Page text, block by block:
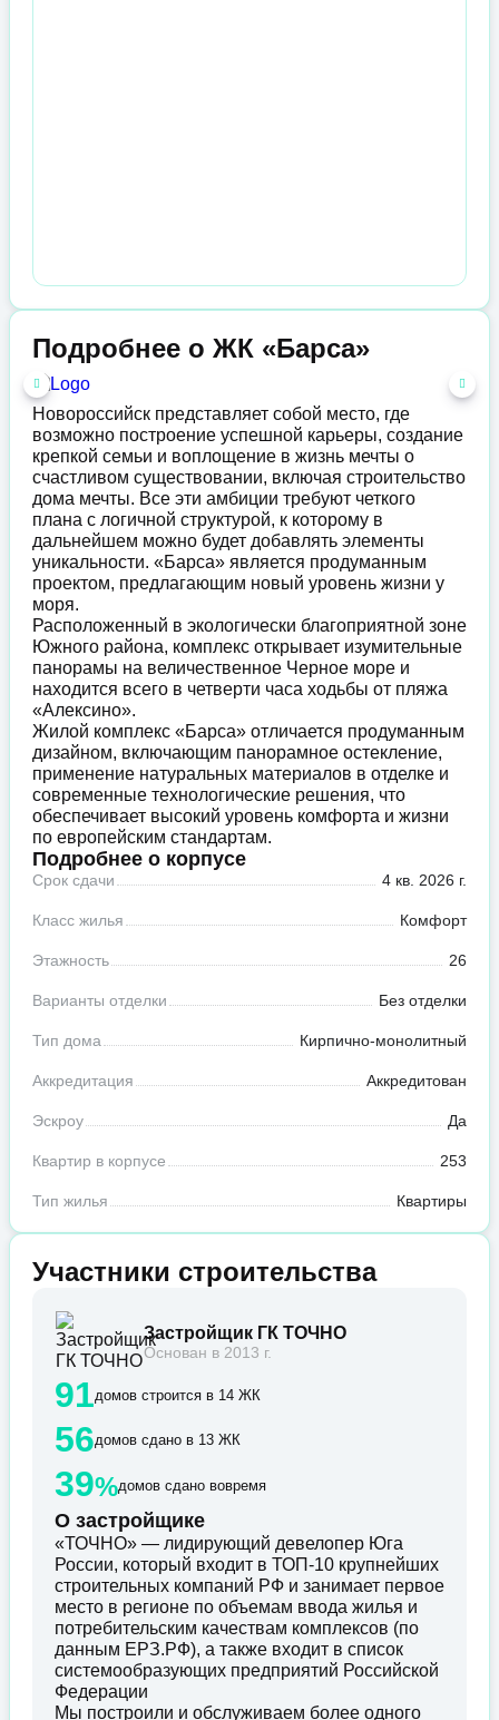
Подробнее о ЖК «Барса»
Новороссийск представляет собой место, где
возможно построение успешной карьеры, создание
крепкой семьи и воплощение в жизнь мечты о
счастливом существовании, включая строительство
дома мечты. Все эти амбиции требуют четкого
плана с логичной структурой, к которому в
дальнейшем можно будет добавлять элементы
уникальности. «Барса» является продуманным
проектом, предлагающим новый уровень жизни у
моря.
Расположенный в экологически благоприятной зоне
Южного района, комплекс открывает изумительные
панорамы на величественное Черное море и
находится всего в четверти часа ходьбы от пляжа
«Алексино».
Жилой комплекс «Барса» отличается продуманным
дизайном, включающим панорамное остекление,
применение натуральных материалов в отделке и
современные технологические решения, что
обеспечивает высокий уровень комфорта и жизни
по европейским стандартам.
Подробнее о корпусе
Срок сдачи 4 кв. 2026 г.
Класс жилья Комфорт
Этажность 26
Варианты отделки Без отделки
Тип дома Кирпично-монолитный
Аккредитация Аккредитован
Эскроу Да
Квартир в корпусе 253
Тип жилья Квартиры
Участники строительства
Застройщик ГК ТОЧНО
Основан в 2013 г.
91домов строится в 14 ЖК
56домов сдано в 13 ЖК
39%домов сдано вовремя
О застройщике
«ТОЧНО» — лидирующий девелопер Юга
России, который входит в ТОП-10 крупнейших
строительных компаний РФ и занимает первое
место в регионе по объемам ввода жилья и
потребительским качествам комплексов (по
данным ЕРЗ.РФ), а также входит в список
системообразующих предприятий Российской
Федерации
Мы построили и обслуживаем более одного